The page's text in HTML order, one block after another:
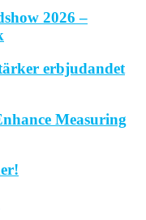
2026 –
erbjudandet
Measuring